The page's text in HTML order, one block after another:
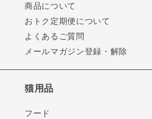
商品について
おトク定期便について
よくあるご質問
メールマガジン登録・解除
猫用品
フード